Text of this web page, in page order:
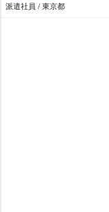
派遣社員 / 東京都